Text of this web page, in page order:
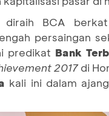
BCA
persaingan
predikat Bank
2017di
kali ini dalam ajang